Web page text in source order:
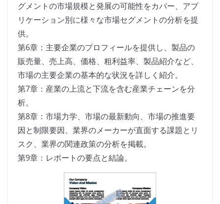
グメントの市場規模と発展の可能性をカバー、アプ
リケーション別に様々な市場セグメントの分析を提
供。
第6章：主要企業のプロフィールを提供し、製品の
販売量、売上高、価格、粗利益率、製品紹介など、
市場の主要企業の基本的な状況を詳しく紹介。
第7章：産業の上流と下流を含む産業チェーンを分
析。
第8章：市場力学、市場の最新動向、市場の推進要
因と制限要因、業界のメーカーが直面する課題とリ
スク、業界の関連政策の分析を掲載。
第9章：レポートの要点と結論。